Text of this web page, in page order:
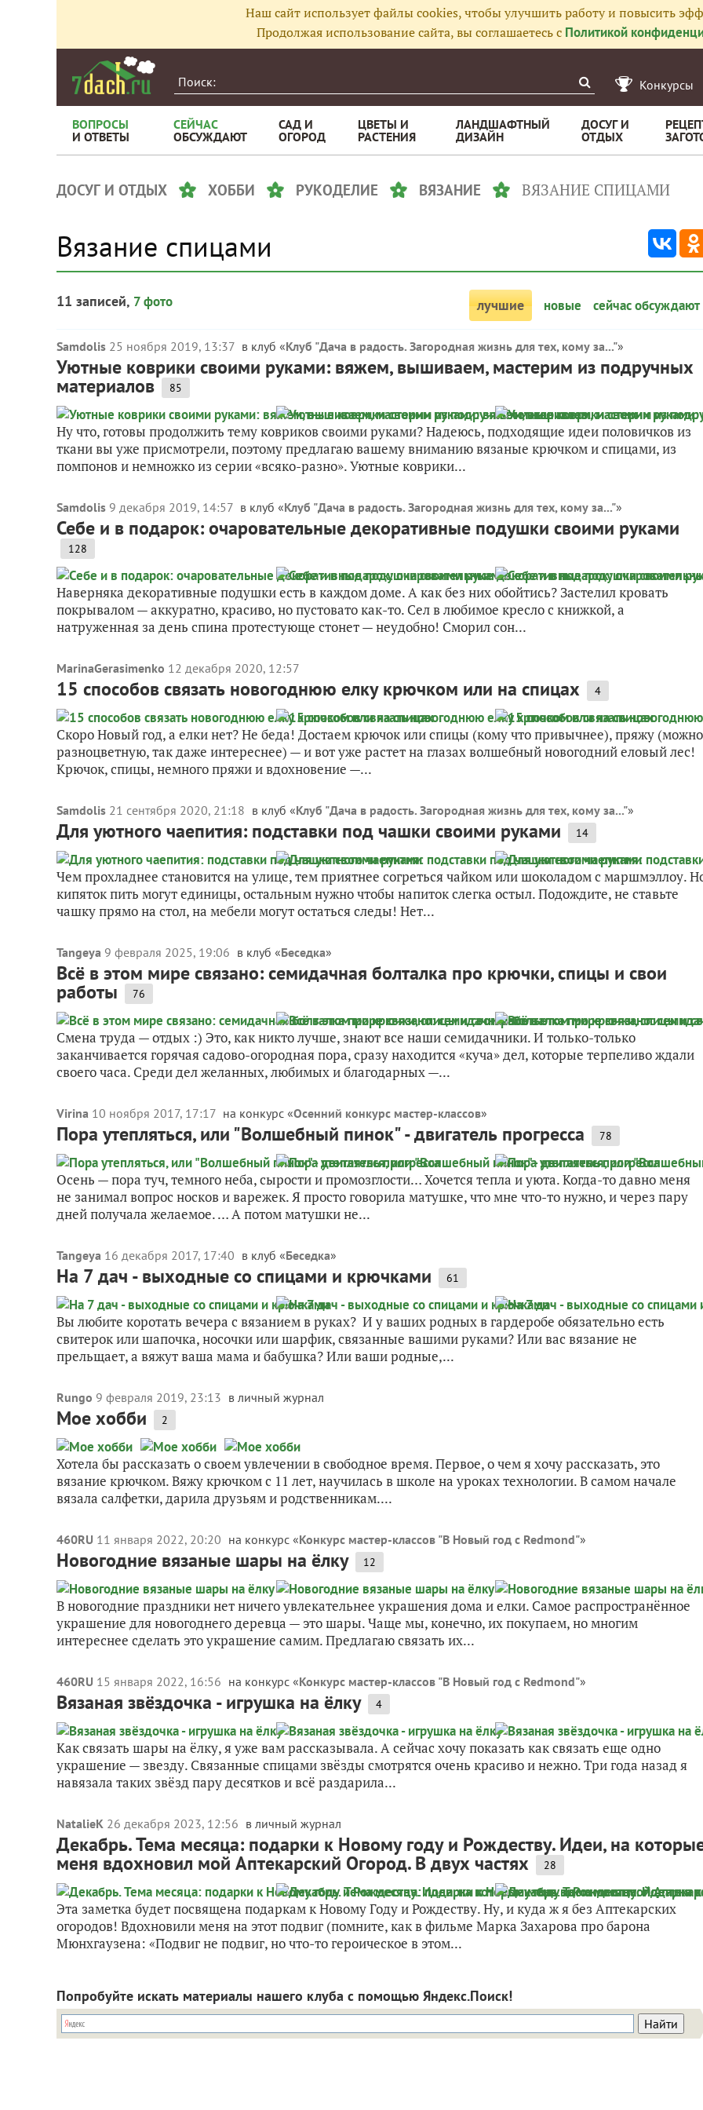
Наш сайт использует файлы cookies, чтобы улучшить работу и повысить
Продолжая использование сайта, вы соглашаетесь с Политикой
Конкурсы
ВОПРОСЫ
И ОТВЕТЫ
СЕЙЧАС
ОБСУЖДАЮТ
САД И
ОГОРОД
ЦВЕТЫ И
РАСТЕНИЯ
ЛАНДШАФТНЫЙ
ДИЗАЙН
ДОСУГ И
ОТДЫХ
ДОСУГ И ОТДЫХ ХОББИ РУКОДЕЛИЕ ВЯЗАНИЕ ВЯЗАНИЕ СПИЦАМИ
Вязание спицами
11 записей, 7 фото лучшие новые сейчас обсуждают
Samdolis 25 ноября 2019, 13:37 в клуб «Клуб "Дача в радость. Загородная жизнь для тех, кому за..."»
Уютные коврики своими руками: вяжем, вышиваем, мастерим из подручных
материалов 85
Ну что, готовы продолжить тему ковриков своими руками? Надеюсь, подходящие идеи половичков из
ткани вы уже присмотрели, поэтому предлагаю вашему вниманию вязаные крючком и спицами, из
помпонов и немножко из серии «всяко-разно». Уютные коврики...
Samdolis 9 декабря 2019, 14:57 в клуб «Клуб "Дача в радость. Загородная жизнь для тех, кому за..."»
Себе и в подарок: очаровательные декоративные подушки своими руками
128
Наверняка декоративные подушки есть в каждом доме. А как без них обойтись? Застелил кровать
покрывалом — аккуратно, красиво, но пустовато как-то. Сел в любимое кресло с книжкой, а
натруженная за день спина протестующе стонет — неудобно! Сморил сон...
MarinaGerasimenko 12 декабря 2020, 12:57
15 способов связать новогоднюю елку крючком или на спицах 4
Скоро Новый год, а елки нет? Не беда! Достаем крючок или спицы (кому что привычнее), пряжу (можно
разноцветную, так даже интереснее) — и вот уже растет на глазах волшебный новогодний еловый лес!
Крючок, спицы, немного пряжи и вдохновение —...
Samdolis 21 сентября 2020, 21:18 в клуб «Клуб "Дача в радость. Загородная жизнь для тех, кому за..."»
Для уютного чаепития: подставки под чашки своими руками 14
Чем прохладнее становится на улице, тем приятнее согреться чайком или шоколадом с маршмэллоу.
кипяток пить могут единицы, остальным нужно чтобы напиток слегка остыл. Подождите, не ставьте
чашку прямо на стол, на мебели могут остаться следы! Нет...
Tangeya 9 февраля 2025, 19:06 в клуб «Беседка»
Всё в этом мире связано: семидачная болталка про крючки, спицы и свои
работы 76
Смена труда — отдых :) Это, как никто лучше, знают все наши семидачники. И только-только
заканчивается горячая садово-огородная пора, сразу находится «куча» дел, которые терпеливо ждали
своего часа. Среди дел желанных, любимых и благодарных —...
Virina 10 ноября 2017, 17:17 на конкурс «Осенний конкурс мастер-классов»
Пора утепляться, или "Волшебный пинок" - двигатель прогресса 78
Осень — пора туч, темного неба, сырости и промозглости… Хочется тепла и уюта. Когда-то давно меня
не занимал вопрос носков и варежек. Я просто говорила матушке, что мне что-то нужно, и через пару
дней получала желаемое. … А потом матушки не...
Tangeya 16 декабря 2017, 17:40 в клуб «Беседка»
На 7 дач - выходные со спицами и крючками 61
Вы любите коротать вечера с вязанием в руках? И у ваших родных в гардеробе обязательно есть
свитерок или шапочка, носочки или шарфик, связанные вашими руками? Или вас вязание не
прельщает, а вяжут ваша мама и бабушка? Или ваши родные,...
Rungo 9 февраля 2019, 23:13 в личный журнал
Мое хобби 2
Хотела бы рассказать о своем увлечении в свободное время. Первое, о чем я хочу рассказать, это
вязание крючком. Вяжу крючком с 11 лет, научилась в школе на уроках технологии. В самом начале
вязала салфетки, дарила друзьям и родственникам....
460RU 11 января 2022, 20:20 на конкурс «Конкурс мастер-классов "В Новый год с Redmond"»
Новогодние вязаные шары на ёлку 12
В новогодние праздники нет ничего увлекательнее украшения дома и елки. Самое распространённое
украшение для новогоднего деревца — это шары. Чаще мы, конечно, их покупаем, но многим
интереснее сделать это украшение самим. Предлагаю связать их...
460RU 15 января 2022, 16:56 на конкурс «Конкурс мастер-классов "В Новый год с Redmond"»
Вязаная звёздочка - игрушка на ёлку 4
Как связать шары на ёлку, я уже вам рассказывала. А сейчас хочу показать как связать еще одно
украшение — звезду. Связанные спицами звёзды смотрятся очень красиво и нежно. Три года назад я
навязала таких звёзд пару десятков и всё раздарила...
NatalieK 26 декабря 2023, 12:56 в личный журнал
Декабрь. Тема месяца: подарки к Новому году и Рождеству. Идеи, на
меня вдохновил мой Аптекарский Огород. В двух частях 28
Эта заметка будет посвящена подаркам к Новому Году и Рождеству. Ну, и куда ж я без Аптекарских
огородов! Вдохновили меня на этот подвиг (помните, как в фильме Марка Захарова про барона
Мюнхгаузена: «Подвиг не подвиг, но что-то героическое в этом...
Попробуйте искать материалы нашего клуба с помощью Яндекс.Поиск!